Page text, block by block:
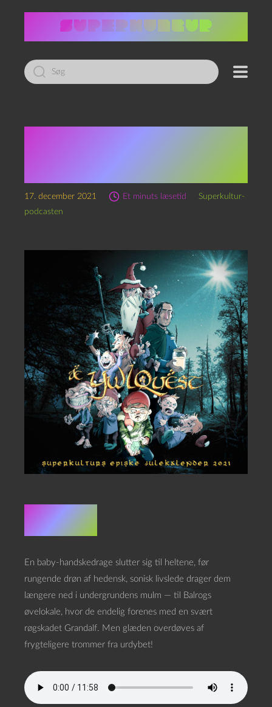
Led
efter:
17. december 2021 Et minuts læsetid
Superkultur-
podcasten
Resumé
En baby-handskedrage slutter sig til heltene, før
rungende drøn af hedensk, sonisk livslede drager dem
længere ned i undergrundens mulm — til Balrogs
øvelokale, hvor de endelig forenes med en svært
røgskadet Grandalf. Men glæden overdøves af
frygteligere trommer fra urdybet!